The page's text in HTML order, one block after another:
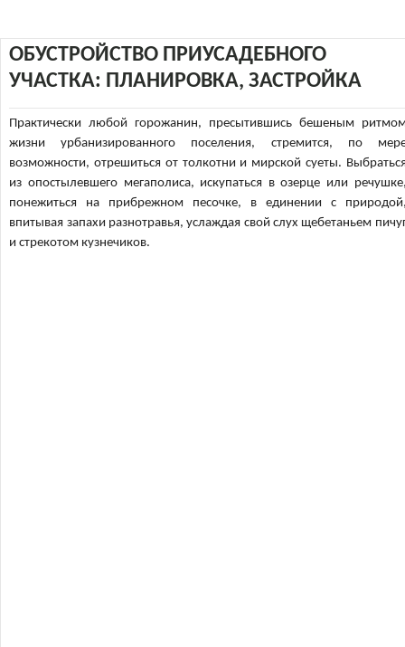
ОБУСТРОЙСТВО ПРИУСАДЕБНОГО
УЧАСТКА: ПЛАНИРОВКА, ЗАСТРОЙКА
Практически любой горожанин, пресытившись бешеным
жизни урбанизированного поселения, стремится, по
возможности, отрешиться от толкотни и мирской суеты.
из опостылевшего мегаполиса, искупаться в озерце или
понежиться на прибрежном песочке, в единении с
впитывая запахи разнотравья, услаждая свой слух щебетаньем
и стрекотом кузнечиков.